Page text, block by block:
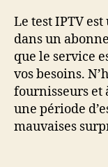
Le test IPTV
dans un
que le service
vos besoins.
fournisseurs et
une période
mauvaises